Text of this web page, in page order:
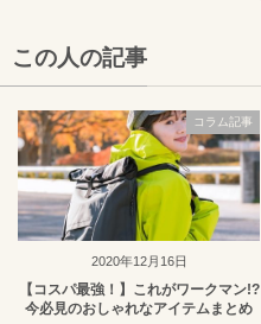
この人の記事
2020年12月16日
コラム記事
【コスパ最強！】これがワークマン!?
今必見のおしゃれなアイテムまとめ